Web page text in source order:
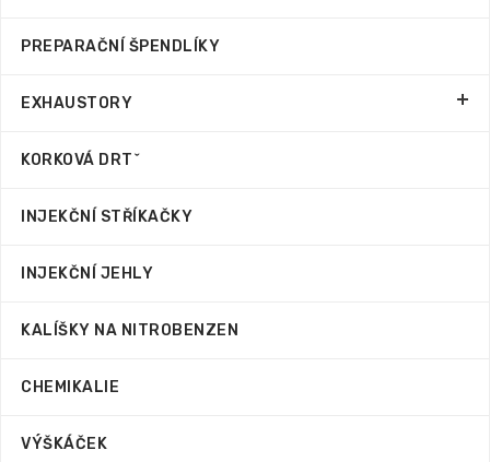
PREPARAČNÍ ŠPENDLÍKY
EXHAUSTORY
KORKOVÁ DRTˇ
INJEKČNÍ STŘÍKAČKY
INJEKČNÍ JEHLY
KALÍŠKY NA NITROBENZEN
CHEMIKALIE
VÝŠKÁČEK